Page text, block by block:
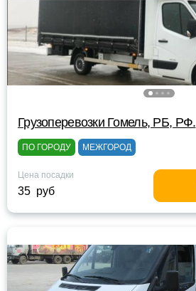
Грузоперевозки Гомель, РБ, РФ.
ПО ГОРОДУ МЕЖГОРОД
Цена посадки
35 руб